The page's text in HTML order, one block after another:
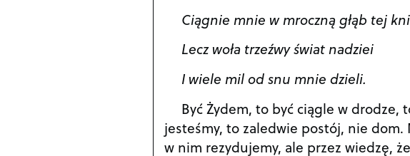
Ciągnie mnie w mroczną głąb tej
Lecz woła trzeźwy świat nadziei
I wiele mil od snu mnie dzieli.
Być Żydem, to być ciągle w drodze,
jesteśmy, to zaledwie postój, nie
w nim rezydujemy, ale przez wiedzę,